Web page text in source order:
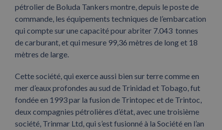
pétrolier de Boluda Tankers montre, depuis le poste de
commande, les équipements techniques de l’embarcation
qui compte sur une capacité pour abriter 7.043 tonnes
de carburant, et qui mesure 99,36 mètres de long et 18
mètres de large.
Cette société, qui exerce aussi bien sur terre comme en
mer d’eaux profondes au sud de Trinidad et Tobago, fut
fondée en 1993 par la fusion de Trintopec et de Trintoc,
deux compagnies pétrolières d’état, avec une troisième
société, Trinmar Ltd, qui s’est fusionné à la Société en l’an